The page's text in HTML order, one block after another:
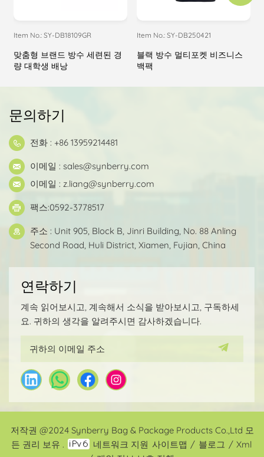
Item No.: SY-DB18109GR
맞춤형 브랜드 방수 세련된 경
량 대학생 배낭
Item No.: SY-DB250421
블랙 방수 멀티포켓 비즈니스
백팩
문의하기
전화 : +86 13959214481
이메일 : sales@synberry.com
이메일 : z.liang@synberry.com
팩스:0592-3778517
주소 : Unit 905, Block B, Jinri Building, No. 88 Anling
Second Road, Huli District, Xiamen, Fujian, China
연락하기
계속 읽어보시고, 계속해서 소식을 받아보시고, 구독하세
요. 귀하의 생각을 알려주시면 감사하겠습니다.
저작권 @2024 Synberry Bag & Package Products Co.,Ltd 모
든 권리 보유 .
네트워크 지원 사이트맵 / 블로그 / Xml